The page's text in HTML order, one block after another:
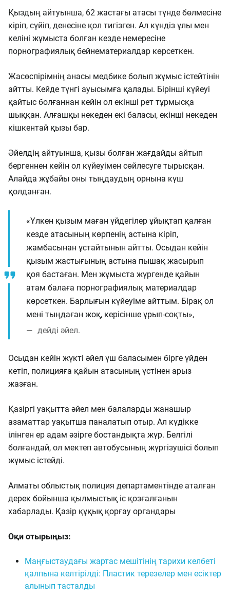
Қыздың айтуынша, 62 жастағы атасы түнде бөлмесіне
кіріп, сүйіп, денесіне қол тигізген. Ал күндіз ұлы мен
келіні жұмыста болған кезде немересіне
порнографиялық бейнематериалдар көрсеткен.
Жасөспірімнің анасы медбике болып жұмыс істейтінін
айтты. Кейде түнгі ауысымға қалады. Бірінші күйеуі
қайтыс болғаннан кейін ол екінші рет тұрмысқа
шыққан. Алғашқы некеден екі баласы, екінші некеден
кішкентай қызы бар.
Әйелдің айтуынша, қызы болған жағдайды айтып
бергеннен кейін ол күйеуімен сөйлесуге тырысқан.
Алайда жұбайы оны тыңдаудың орнына күш
қолданған.
«Үлкен қызым маған үйдегілер ұйықтап қалған
кезде атасының көрпенің астына кіріп,
жамбасынан ұстайтынын айтты. Осыдан кейін
қызым жастығының астына пышақ жасырып
қоя бастаған. Мен жұмыста жүргенде қайын
атам балаға порнографиялық материалдар
көрсеткен. Барлығын күйеуіме айттым. Бірақ ол
мені тыңдаған жоқ, керісінше ұрып-соқты»,
дейді әйел.
Осыдан кейін жүкті әйел үш баласымен бірге үйден
кетіп, полицияға қайын атасының үстінен арыз
жазған.
Қазіргі уақытта әйел мен балаларды жанашыр
азаматтар уақытша паналатып отыр. Ал күдікке
ілінген ер адам әзірге бостандықта жүр. Белгілі
болғандай, ол мектеп автобусының жүргізушісі болып
жұмыс істейді.
Алматы облыстық полиция департаментінде аталған
дерек бойынша қылмыстық іс қозғалғанын
хабарлады. Қазір құқық қорғау органдары
Оқи отырыңыз:
Маңғыстаудағы жартас мешітінің тарихи келбеті
қалпына келтірілді: Пластик терезелер мен есіктер
алынып тасталды